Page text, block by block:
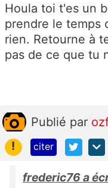
Houla toi t'es un
prendre le temps
rien. Retourne à
pas de ce que tu
Publié par
!
citer
frederic76 a